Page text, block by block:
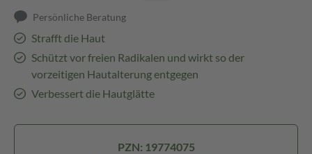
Persönliche Beratung
Strafft die Haut
Schützt vor freien Radikalen und wirkt so der
vorzeitigen Hautalterung entgegen
Verbessert die Hautglätte
PZN: 19774075